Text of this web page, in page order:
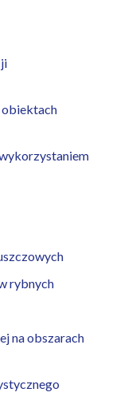
obiektach
rybnych
na obszarach